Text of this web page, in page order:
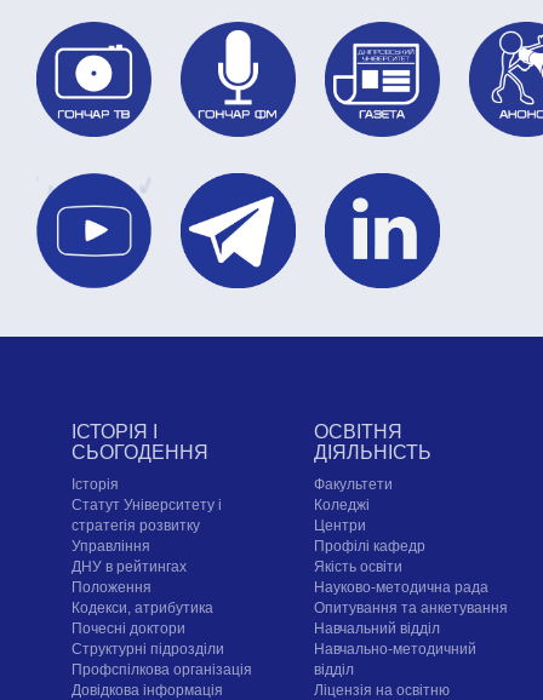
ІСТОРІЯ І
СЬОГОДЕННЯ
Історія
Статут Університету і
стратегія розвитку
Управління
ДНУ в рейтингах
Положення
Кодекси, атрибутика
Почесні доктори
Структурні підрозділи
Профспілкова організація
Довідкова інформація
ОСВІТНЯ
ДІЯЛЬНІСТЬ
Факультети
Коледжі
Центри
Профілі кафедр
Якість освіти
Науково-методична рада
Опитування та анкетування
Навчальний відділ
Навчально-методичний
відділ
Ліцензія на освітню